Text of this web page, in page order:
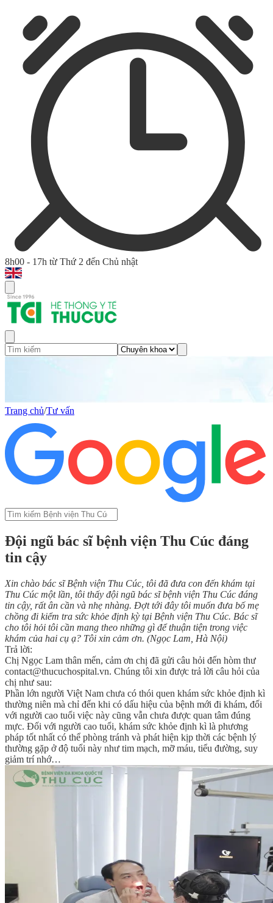
8h00 - 17h từ Thứ 2 đến Chủ nhật
Trang chủ/Tư vấn
Đội ngũ bác sĩ bệnh viện Thu Cúc đáng
tin cậy
Xin chào bác sĩ Bệnh viện Thu Cúc, tôi đã đưa con đến khám tại
Thu Cúc một lần, tôi thấy đội ngũ bác sĩ bệnh viện Thu Cúc đáng
tin cậy, rất ân cần và nhẹ nhàng. Đợt tới đây tôi muốn đưa bố mẹ
chồng đi kiểm tra sức khỏe định kỳ tại Bệnh viện Thu Cúc. Bác sĩ
cho tôi hỏi tôi cần mang theo những gì để thuận tiện trong việc
khám của hai cụ ạ? Tôi xin cảm ơn. (Ngọc Lam, Hà Nội)
Trả lời:
Chị Ngọc Lam thân mến, cảm ơn chị đã gửi câu hỏi đến hòm thư
contact@thucuchospital.vn. Chúng tôi xin được trả lời câu hỏi của
chị như sau:
Phần lớn người Việt Nam chưa có thói quen khám sức khỏe định kì
thường niên mà chỉ đến khi có dấu hiệu của bệnh mới đi khám, đối
với người cao tuổi việc này cũng vẫn chưa được quan tâm đúng
mực. Đối với người cao tuổi, khám sức khỏe định kì là phương
pháp tốt nhất có thể phòng tránh và phát hiện kịp thời các bệnh lý
thường gặp ở độ tuổi này như tim mạch, mỡ máu, tiểu đường, suy
giảm trí nhớ…